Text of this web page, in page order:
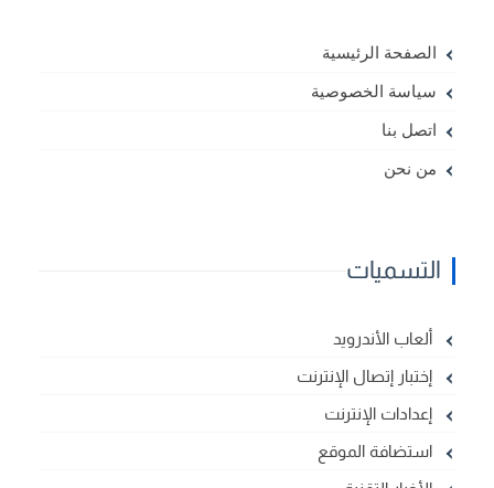
الصفحة الرئيسية
سياسة الخصوصية
اتصل بنا
من نحن
التسميات
ألعاب الأندرويد
إختبار إتصال الإنترنت
إعدادات الإنترنت
استضافة الموقع